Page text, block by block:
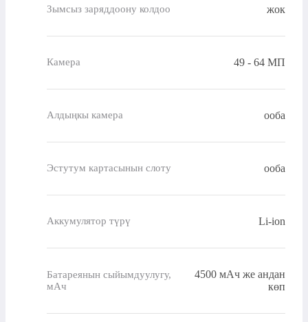
Зымсыз заряддоону колдоо жок
Камера 49 - 64 МП
Алдыңкы камера ооба
Эстутум картасынын слоту ооба
Аккумулятор түрү Li-ion
Батареянын сыйымдуулугу,
мАч
4500 мАч же андан
көп